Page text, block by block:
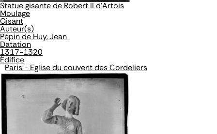
Statue gisante de Robert II d'Artois
Moulage
Gisant
Auteur(s)
Pépin de Huy, Jean
Datation
1317-1320
Édifice
Paris - Eglise du couvent des Cordeliers